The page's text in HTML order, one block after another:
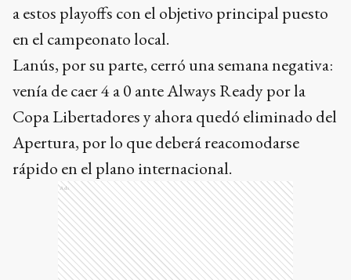
a estos playoffs con el objetivo principal puesto
en el campeonato local.
Lanús, por su parte, cerró una semana negativa:
venía de caer 4 a 0 ante Always Ready por la
Copa Libertadores y ahora quedó eliminado del
Apertura, por lo que deberá reacomodarse
rápido en el plano internacional.
Ads